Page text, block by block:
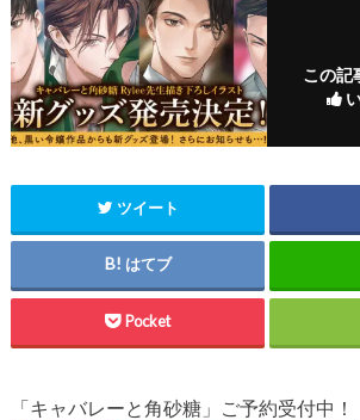
この記
ツイート
はてブ
Pocket
「キャバレーと角砂糖」ご予約受付中！